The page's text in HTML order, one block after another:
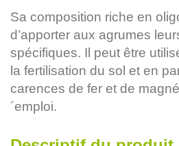
Sa composition riche en
d’apporter aux agrumes
spécifiques. Il peut être
la fertilisation du sol et en
carences de fer et de
´emploi.